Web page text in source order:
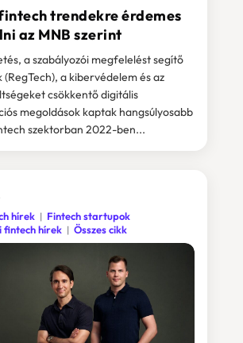
trendekre érdemes
az MNB szerint
a szabályozói megfelelést segítő
(RegTech), a kibervédelem és az
csökkentő digitális
megoldások kaptak hangsúlyosabb
szektorban 2022-ben...
hírek
Fintech startupok
fintech hírek
Összes cikk